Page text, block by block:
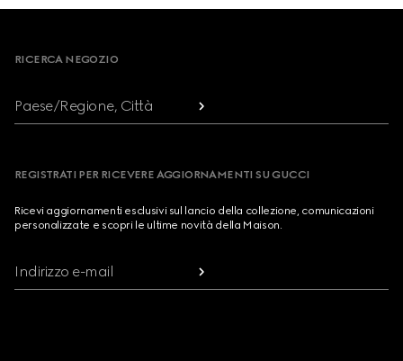
RICERCA NEGOZIO
Paese/Regione, Città
REGISTRATI PER RICEVERE AGGIORNAMENTI SU GUCCI
Ricevi aggiornamenti esclusivi sul lancio della collezione, comunicazioni
personalizzate e scopri le ultime novità della Maison.
Indirizzo e-mail